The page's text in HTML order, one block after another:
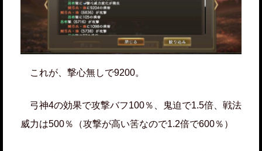
これが、撃心無しで9200。
弓神4の効果で攻撃バフ100％、鬼迫で1.5倍、戦法
威力は500％（攻撃が高い筈なので1.2倍で600％）